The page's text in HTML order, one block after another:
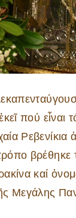
πού εἶναι
βρέθηκε
καί
Μεγάλης